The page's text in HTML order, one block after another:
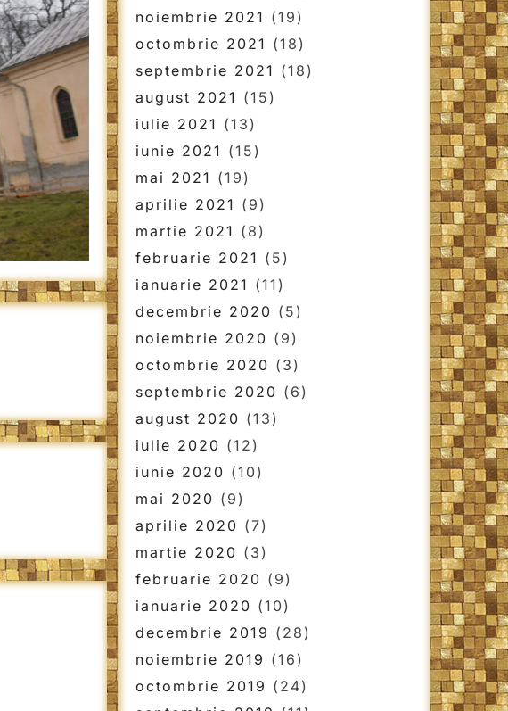
noiembrie 2021 (19)
octombrie 2021 (18)
septembrie 2021 (18)
august 2021 (15)
iulie 2021 (13)
iunie 2021 (15)
mai 2021 (19)
aprilie 2021 (9)
martie 2021 (8)
februarie 2021 (5)
ianuarie 2021 (11)
decembrie 2020 (5)
noiembrie 2020 (9)
octombrie 2020 (3)
septembrie 2020 (6)
august 2020 (13)
iulie 2020 (12)
iunie 2020 (10)
mai 2020 (9)
aprilie 2020 (7)
martie 2020 (3)
februarie 2020 (9)
ianuarie 2020 (10)
decembrie 2019 (28)
noiembrie 2019 (16)
octombrie 2019 (24)